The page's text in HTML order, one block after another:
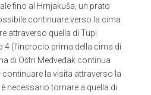
fino al Hrnjakuša, un prato
continuare verso la cima
attraverso quella di Tupi
4 (l’incrocio prima della cima di
di Oštri Medveđak continua
continuare la visita attraverso la
necessario tornare a quella di